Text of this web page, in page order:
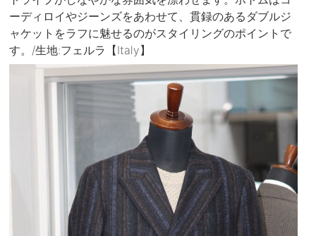
ーディロイやジーンズをあわせて、貫録のあるダブルジ
ャケットをラフに魅せるのがスタイリングのポイントで
す。/生地:フェルラ【Italy】